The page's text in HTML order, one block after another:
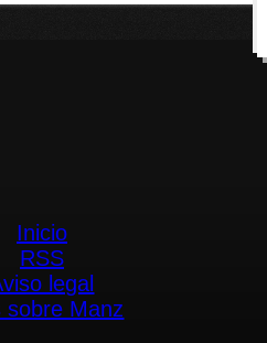
Inicio
RSS
legal
sobre Manz